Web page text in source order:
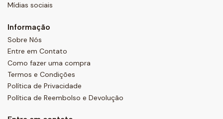
Mídias sociais
Informação
Sobre Nós
Entre em Contato
Como fazer uma compra
Termos e Condições
Política de Privacidade
Política de Reembolso e Devolução